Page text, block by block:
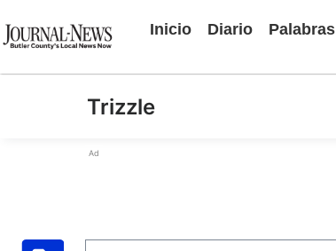
Inicio Diario Palabras
Trizzle
Ad